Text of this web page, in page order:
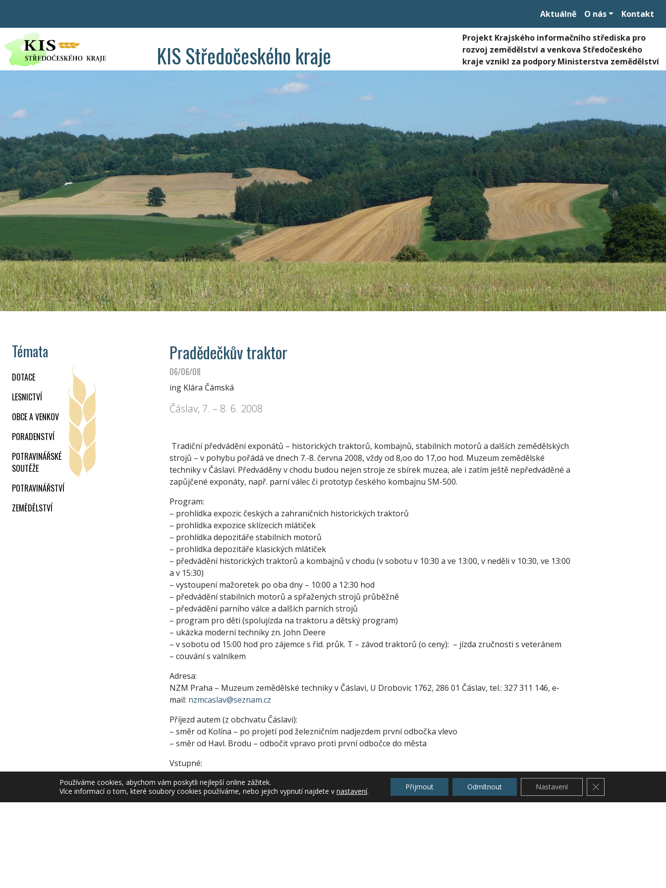
Aktuálně O nás Kontakt
KIS Středočeského kraje
Projekt Krajského informačního střediska pro
rozvoj zemědělství a venkova Středočeského
kraje vznikl za podpory Ministerstva zemědělství
Témata
DOTACE
LESNICTVÍ
OBCE A VENKOV
PORADENSTVÍ
POTRAVINÁŘSKÉ
SOUTĚŽE
POTRAVINÁŘSTVÍ
ZEMĚDĚLSTVÍ
Pradědečkův traktor
06/06/08
ing Klára Čámská
Čáslav, 7. – 8. 6. 2008
Tradiční předvádění exponátů – historických traktorů, kombajnů, stabilních motorů a dalších zemědělských
strojů – v pohybu pořádá ve dnech 7.-8. června 2008, vždy od 8,oo do 17,oo hod. Muzeum zemědělské
techniky v Čáslavi. Předváděny v chodu budou nejen stroje ze sbírek muzea, ale i zatím ještě nepředváděné a
zapůjčené exponáty, např. parní válec či prototyp českého kombajnu SM-500.
Program:
– prohlídka expozic českých a zahraničních historických traktorů
– prohlídka expozice sklízecích mlátiček
– prohlídka depozitáře stabilních motorů
– prohlídka depozitáře klasických mlátiček
– předvádění historických traktorů a kombajnů v chodu (v sobotu v 10:30 a ve 13:00, v neděli v 10:30, ve 13:00
a v 15:30)
– vystoupení mažoretek po oba dny – 10:00 a 12:30 hod
– předvádění stabilních motorů a spřažených strojů průběžně
– předvádění parního válce a dalších parních strojů
– program pro děti (spolujízda na traktoru a dětský program)
– ukázka moderní techniky zn. John Deere
– v sobotu od 15:00 hod pro zájemce s řid. průk. T – závod traktorů (o ceny): – jízda zručnosti s veteránem
– couvání s valníkem
Adresa:
NZM Praha – Muzeum zemědělské techniky v Čáslavi, U Drobovic 1762, 286 01 Čáslav, tel.: 327 311 146, e-
mail: nzmcaslav@seznam.cz
Příjezd autem (z obchvatu Čáslavi):
– směr od Kolína – po projetí pod železničním nadjezdem první odbočka vlevo
– směr od Havl. Brodu – odbočit vpravo proti první odbočce do města
Vstupné:
základní 60,- Kč, děti od 6 do 15 let, studenti a důchodci 30,- Kč, rodinné 120,-Kč, nositelé průkazek ZP a ZTP
s jedním průvodcem zdarma
Zařazeno vAkce a semináře
Používáme cookies, abychom vám poskytli nejlepší online zážitek.
Více informací o tom, které soubory cookies používáme, nebo jejich vypnutí najdete v nastavení. Přijmout Odmítnout Nastavení Zavřít cookie lištu